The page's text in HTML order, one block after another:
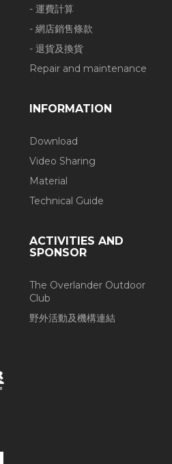
- 運費計算
- 網店銷售條款
- 退貨及換貨
Repair and maintenance
INFORMATION
Download
Video Sharing
Material
Technical Guide
ACTIVITIES AND
SPONSOR
The Overlander Outdoor
Club
野外活動及機構連結